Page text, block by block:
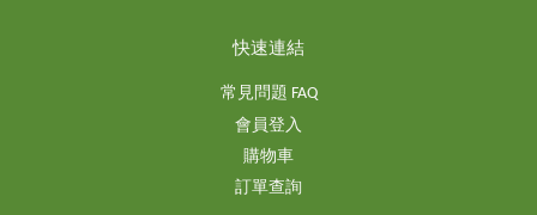
快速連結
常見問題 FAQ
會員登入
購物車
訂單查詢